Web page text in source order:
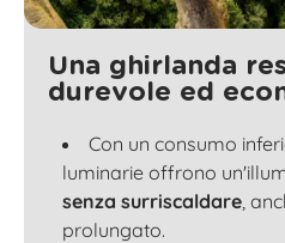
Una ghirlanda
durevole ed
Con un consumo
luminarie offrono
senza surriscaldare,
prolungato.